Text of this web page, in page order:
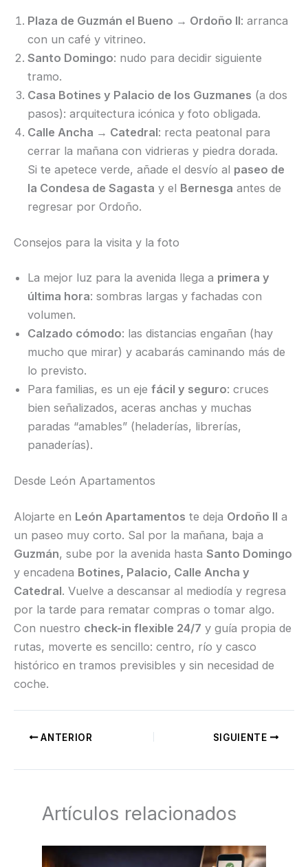
Plaza de Guzmán el Bueno → Ordoño II: arranca
con un café y vitrineo.
Santo Domingo: nudo para decidir siguiente
tramo.
Casa Botines y Palacio de los Guzmanes (a dos
pasos): arquitectura icónica y foto obligada.
Calle Ancha → Catedral: recta peatonal para
cerrar la mañana con vidrieras y piedra dorada.
Si te apetece verde, añade el desvío al paseo de
la Condesa de Sagasta y el Bernesga antes de
regresar por Ordoño.
Consejos para la visita y la foto
La mejor luz para la avenida llega a primera y
última hora: sombras largas y fachadas con
volumen.
Calzado cómodo: las distancias engañan (hay
mucho que mirar) y acabarás caminando más de
lo previsto.
Para familias, es un eje fácil y seguro: cruces
bien señalizados, aceras anchas y muchas
paradas “amables” (heladerías, librerías,
panaderías).
Desde León Apartamentos
Alojarte en León Apartamentos te deja Ordoño II a
un paseo muy corto. Sal por la mañana, baja a
Guzmán, sube por la avenida hasta Santo Domingo
y encadena Botines, Palacio, Calle Ancha y
Catedral. Vuelve a descansar al mediodía y regresa
por la tarde para rematar compras o tomar algo.
Con nuestro check-in flexible 24/7 y guía propia de
rutas, moverte es sencillo: centro, río y casco
histórico en tramos previsibles y sin necesidad de
coche.
ANTERIOR SIGUIENTE
Artículos relacionados